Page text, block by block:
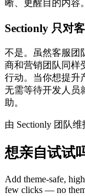
晰、更醒目的内容。
Sectionly 只对
不是。虽然客服团
商和营销团队同样
行动。当你想提升
无需等待开发人员
助。
由 Sectionly 团队维
想亲自试试
Add theme-safe,
few clicks — no